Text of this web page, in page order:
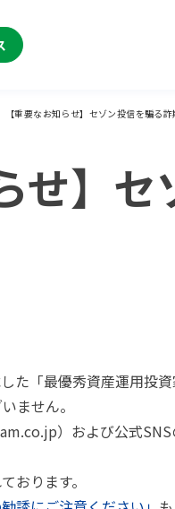
【重要なお知らせ】セゾン投信を騙る
せ】
「最優秀資産運用投
ません。
）および公式SNS
おります。